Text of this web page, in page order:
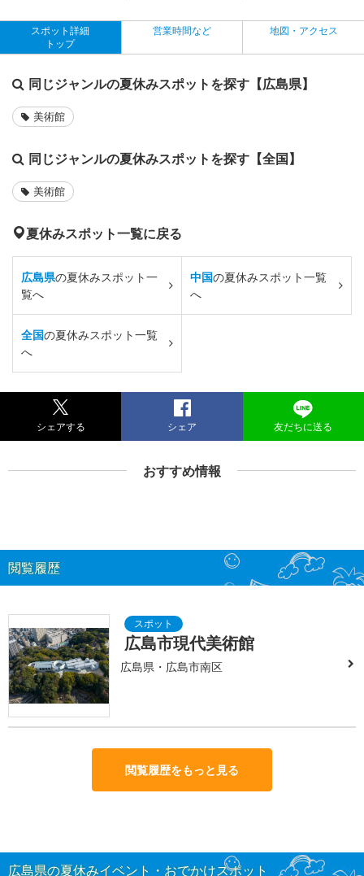
スポット詳細
トップ
営業時間など 地図・アクセス
同じジャンルの夏休みスポットを探す【広島県】
美術館
同じジャンルの夏休みスポットを探す【全国】
美術館
夏休みスポット一覧に戻る
広島県の夏休みスポット一
覧へ
中国の夏休みスポット一覧
へ
全国の夏休みスポット一覧
へ
シェアする シェア 友だちに送る
おすすめ情報
閲覧履歴
広島市現代美術館
広島県・広島市南区
閲覧履歴をもっと見る
広島県の夏休みイベント・おでかけスポット